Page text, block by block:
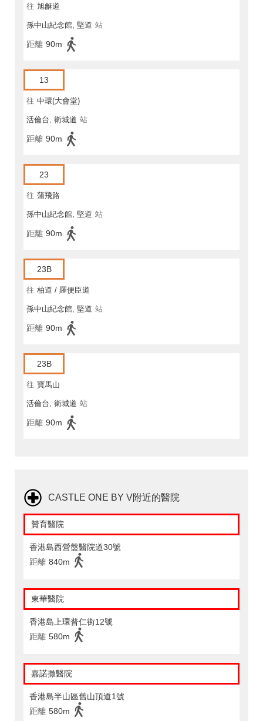
往 旭龢道
孫中山紀念館, 堅道 站
距離 90m
13
往 中環(大會堂)
活倫台, 衛城道 站
距離 90m
23
往 蒲飛路
孫中山紀念館, 堅道 站
距離 90m
23B
往 柏道 / 羅便臣道
孫中山紀念館, 堅道 站
距離 90m
23B
往 寶馬山
活倫台, 衛城道 站
距離 90m
CASTLE ONE BY V附近的醫院
贊育醫院
香港島西營盤醫院道30號
距離 840m
東華醫院
香港島上環普仁街12號
距離 580m
嘉諾撒醫院
香港島半山區舊山頂道1號
距離 580m